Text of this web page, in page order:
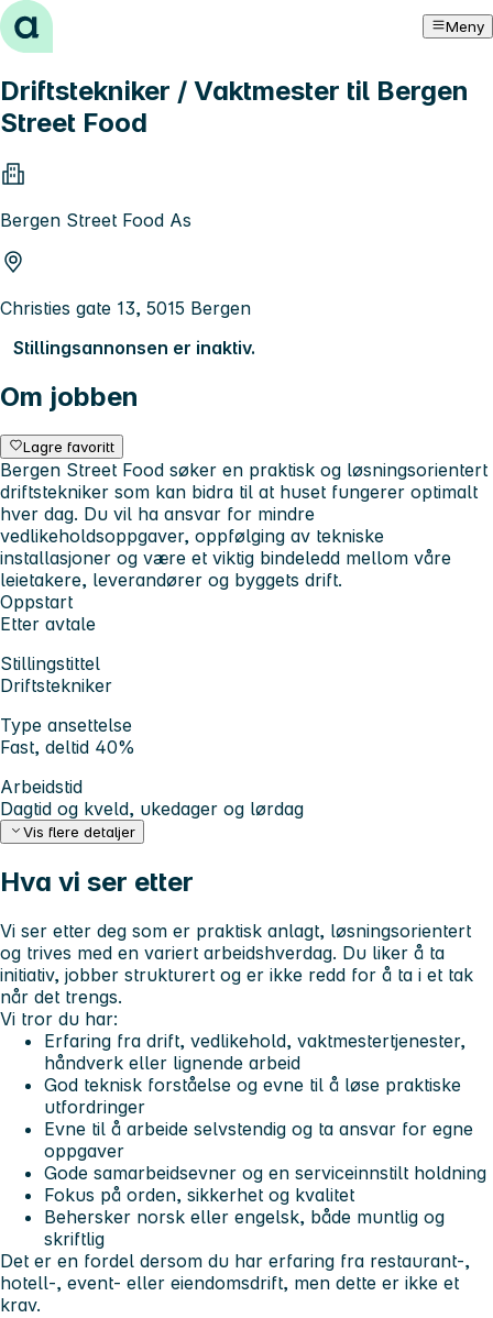
Hopp til innhold Meny
Driftstekniker / Vaktmester til Bergen
Street Food
Bergen Street Food As
Christies gate 13, 5015 Bergen
Stillingsannonsen er inaktiv.
Om jobben
Lagre favoritt
Bergen Street Food søker en praktisk og løsningsorientert
driftstekniker som kan bidra til at huset fungerer optimalt
hver dag. Du vil ha ansvar for mindre
vedlikeholdsoppgaver, oppfølging av tekniske
installasjoner og være et viktig bindeledd mellom våre
leietakere, leverandører og byggets drift.
Oppstart
Etter avtale
Stillingstittel
Driftstekniker
Type ansettelse
Fast, deltid 40%
Arbeidstid
Dagtid og kveld, ukedager og lørdag
Vis flere detaljer
Hva vi ser etter
Vi ser etter deg som er praktisk anlagt, løsningsorientert
og trives med en variert arbeidshverdag. Du liker å ta
initiativ, jobber strukturert og er ikke redd for å ta i et tak
når det trengs.
Vi tror du har:
Erfaring fra drift, vedlikehold, vaktmestertjenester,
håndverk eller lignende arbeid
God teknisk forståelse og evne til å løse praktiske
utfordringer
Evne til å arbeide selvstendig og ta ansvar for egne
oppgaver
Gode samarbeidsevner og en serviceinnstilt holdning
Fokus på orden, sikkerhet og kvalitet
Behersker norsk eller engelsk, både muntlig og
skriftlig
Det er en fordel dersom du har erfaring fra restaurant-,
hotell-, event- eller eiendomsdrift, men dette er ikke et
krav.